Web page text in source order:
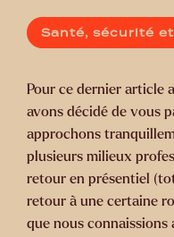
Santé, sécurité
Pour ce dernier article
avons décidé de vous
approchons
plusieurs milieux
retour en présentiel
retour à une certaine
que nous connaissions